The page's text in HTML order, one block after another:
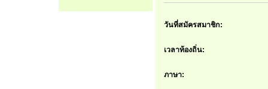
วันที่สมัครสมาชิก:
เวลาท้องถิ่น:
ภาษา: